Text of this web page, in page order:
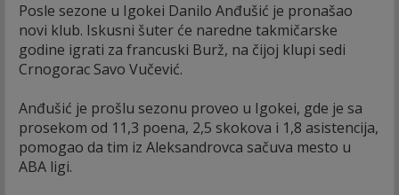
Posle sezone u Igokei Danilo Anđušić je pronašao
novi klub. Iskusni šuter će naredne takmičarske
godine igrati za francuski Burž, na čijoj klupi sedi
Crnogorac Savo Vučević.
Anđušić je prošlu sezonu proveo u Igokei, gde je sa
prosekom od 11,3 poena, 2,5 skokova i 1,8 asistencija,
pomogao da tim iz Aleksandrovca sačuva mesto u
ABA ligi.